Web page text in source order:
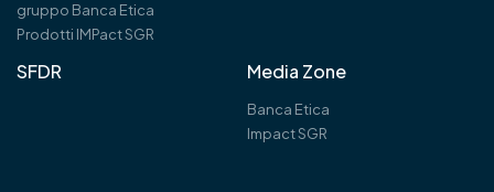
gruppo Banca Etica
Prodotti IMPact SGR
SFDR Media Zone
Banca Etica
Impact SGR